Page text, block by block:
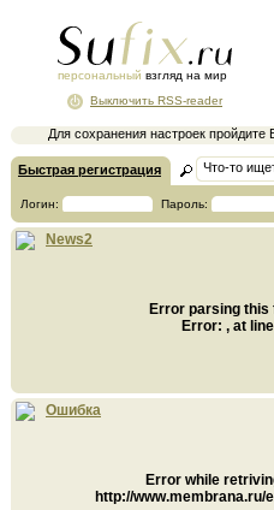
персональный взгляд на мир
Для сохранения настроек
Выключить RSS-reader
Быстрая регистрация
Логин: Пароль:
News2
Error parsing this
Error: , at
Ошибка
Error while
http://www.membrana.ru/